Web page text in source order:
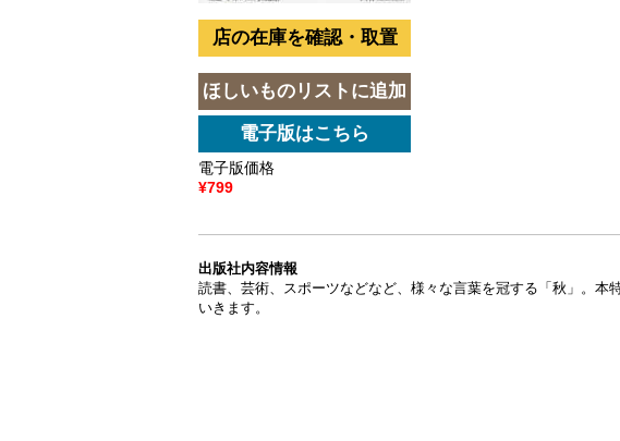
電子版価格
¥799
出版社内容情報
読書、芸術、スポーツなどなど、様々な言葉を冠する「秋」。
いきます。